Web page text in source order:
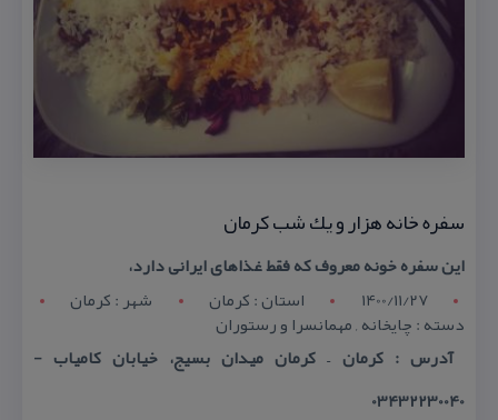
سفره خانه هزار و یك شب كرمان
این سفره خونه معروف كه فقط غذاهای ایرانی دارد،
1400/11/27
استان : کرمان شهر : کرمان
دسته : چایخانه , مهمانسرا و رستوران
آدرس : كرمان – كرمان میدان بسیج، خیابان كامیاب -
03432230040